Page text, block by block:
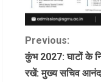
C
o
Previous:
कुंभ 2027: घाटों के
रखें: मुख्य सचिव